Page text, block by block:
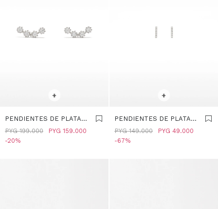
+
PENDIENTES DE PLATA
925 CON CIRCONITAS -
PLATEADO
PYG 159.000
PYG 199.000
20
+
PENDIENTES DE PLATA
925 CON CRISTALES -
PLATEADO
PYG 49.000
PYG 149.000
67